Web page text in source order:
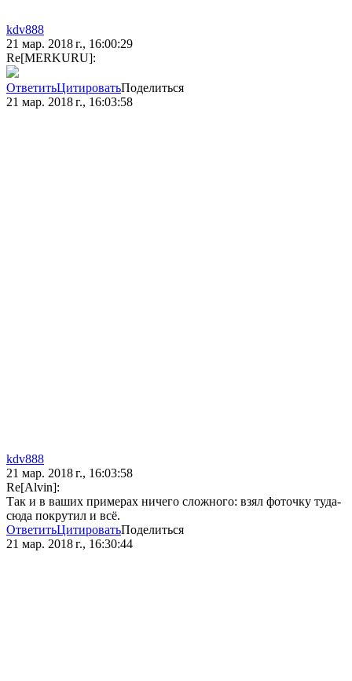
kdv888
21 мар. 2018 г., 16:00:29
Re[MERKURU]:
ОтветитьЦитироватьПоделиться
21 мар. 2018 г., 16:03:58
kdv888
21 мар. 2018 г., 16:03:58
Re[Alvin]:
Так и в ваших примерах ничего сложного: взял фоточку туда-
сюда покрутил и всё.
ОтветитьЦитироватьПоделиться
21 мар. 2018 г., 16:30:44